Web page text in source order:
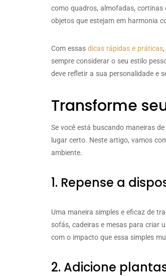
como quadros, almofadas, cortinas
objetos que estejam em harmonia
Com essas dicas rápidas e práticas
sempre considerar o seu estilo
deve refletir a sua personalidade e
Transforme
Se você está buscando maneiras de
lugar certo. Neste artigo, vamos
ambiente.
1. Repense a
Uma maneira simples e eficaz de
sofás, cadeiras e mesas para criar
com o impacto que essa simples
2. Adicione